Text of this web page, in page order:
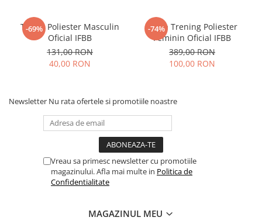
-69%
Tricou Poliester Masculin
Oficial IFBB
131,00 RON
40,00 RON
-74%
Bluza Trening Poliester
Feminin Oficial IFBB
389,00 RON
100,00 RON
Newsletter Nu rata ofertele si promotiile noastre
Vreau sa primesc newsletter cu promotiile
magazinului. Afla mai multe in Politica de
Confidentialitate
MAGAZINUL MEU